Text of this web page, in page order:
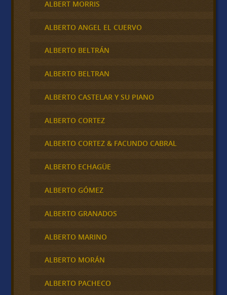
ALBERT MORRIS
ALBERTO ANGEL EL CUERVO
ALBERTO BELTRÁN
ALBERTO BELTRAN
ALBERTO CASTELAR Y SU PIANO
ALBERTO CORTEZ
ALBERTO CORTEZ & FACUNDO CABRAL
ALBERTO ECHAGÜE
ALBERTO GÓMEZ
ALBERTO GRANADOS
ALBERTO MARINO
ALBERTO MORÁN
ALBERTO PACHECO